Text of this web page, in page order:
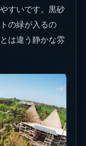
すいです。黒砂
の緑が入るの
は違う静かな雰